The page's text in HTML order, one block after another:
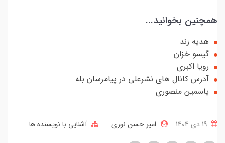
همچنین بخوانید...
هدیه زند
گیسو خزان
رویا اکبری
آدرس کانال های نشرعلی در پیامرسان بله
یاسمین منصوری
امیر حسن نوری آشنایی با نویسنده ها